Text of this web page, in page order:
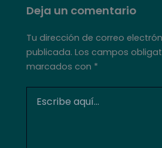
Deja un comentario
Tu dirección de correo
publicada. Los campos
marcados con *
aquí...